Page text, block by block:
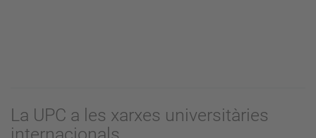
La UPC a les xarxes universitàries